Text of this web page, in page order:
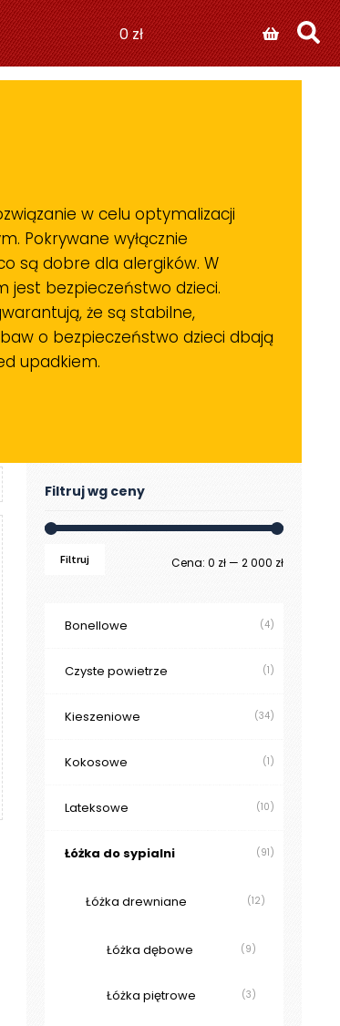
0zł
w celu optymalizacji
Pokrywane wyłącznie
są dobre dla alergików. W
jest bezpieczeństwo dzieci.
że są stabilne,
o bezpieczeństwo dzieci dbają
upadkiem.
Filtruj wg ceny
Cena
Cena
Filtruj Cena:0 zł—2 000 zł
Bonellowe (4)
Czyste powietrze (1)
Kieszeniowe (34)
Kokosowe (1)
Lateksowe (10)
Łóżka do sypialni (91)
Łóżka drewniane (12)
Łóżka dębowe (9)
Łóżka piętrowe (3)